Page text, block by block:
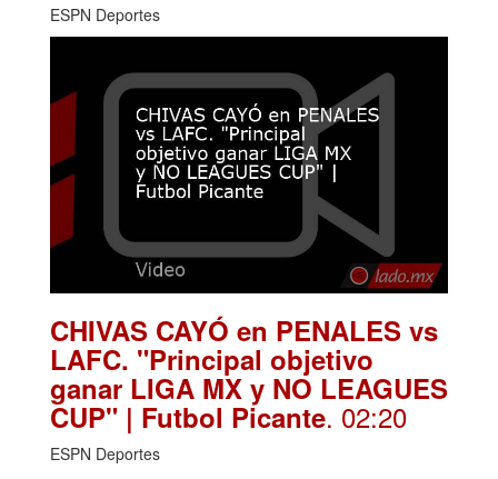
ESPN Deportes
CHIVAS CAYÓ en PENALES vs
LAFC. "Principal objetivo
ganar LIGA MX y NO LEAGUES
CUP" | Futbol Picante. 02:20
ESPN Deportes